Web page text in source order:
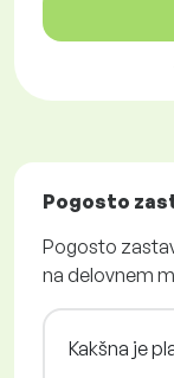
Pogosto
Pogosto
na delovnem
Kakšna je